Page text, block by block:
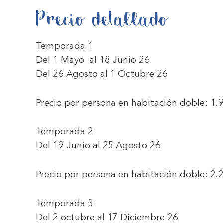
Precio detallado
Temporada 1
Del 1 Mayo al 18 Junio 26
Del 26 Agosto al 1 Octubre 26
Precio por persona en habitación doble:
Temporada 2
Del 19 Junio al 25 Agosto 26
Precio por persona en habitación doble:
Temporada 3
Del 2 octubre al 17 Diciembre 26